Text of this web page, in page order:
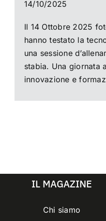
14/10/2025
Il 14 Ottobre 2025
hanno testato la
una sessione
stabia. Una giornata
innovazione e
IL MAGAZINE
Chi siamo